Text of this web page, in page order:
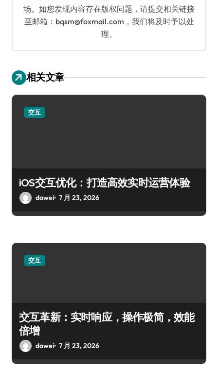
场。如您发现内容存在版权问题，请提交相关链接
至邮箱：bqsm@foxmail.com，我们将及时予以处
理。
相关文章
交互
iOS交互优化：打造高效实时运营体验
dawei 7 月 23, 2026
交互
交互革新：实时响应，操作极简，效能
倍增
dawei 7 月 23, 2026